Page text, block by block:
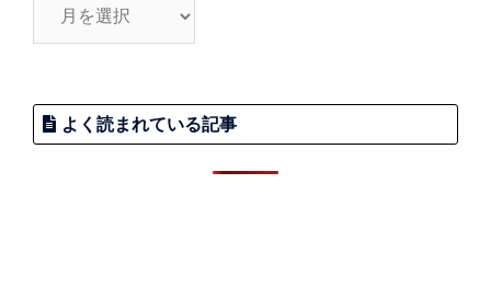
よく読まれている記事